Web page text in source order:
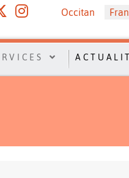
Sélectionnez votre
Occitan